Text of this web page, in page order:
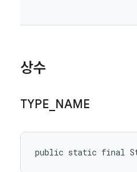
상수
TYPE NAME
public static final